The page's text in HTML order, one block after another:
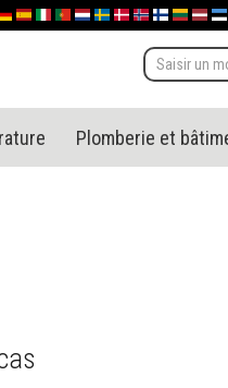
(UK)
España
ItaliaPortugal
Nederland
Sverige
Danmark
NorgeSuomiLietuva
Latvija
Plomberie et